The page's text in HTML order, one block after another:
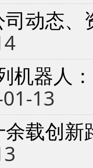
动态
机器人
13
载创